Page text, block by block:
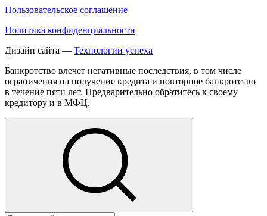
Пользовательское соглашение
Политика конфиденциальности
Дизайн сайта — Технологии успеха
Банкротство влечет негативные последствия, в том числе
ограничения на получение кредита и повторное банкротство
в течение пяти лет. Предварительно обратитесь к своему
кредитору и в МФЦ.